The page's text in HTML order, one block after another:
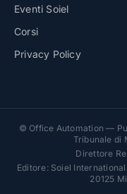
Eventi Soiel
Corsi
Privacy Policy
© Office Automation —
Tribunale di
Direttore
Editore: Soiel
20125